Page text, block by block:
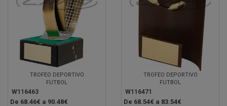
TROFEO DEPORTIVO
FUTBOL
W116463
De 68.46€ a 90.48€
TROFEO DEPORTIVO
FUTBOL
W116471
De 68.54€ a 83.54€